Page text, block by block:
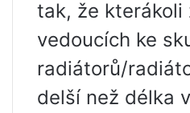
tak, že kterákoli
vedoucích ke
radiátorů/
delší než délka